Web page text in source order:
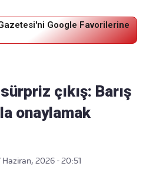
Google Favorilerine
çıkış: Barış
onaylamak
Haziran, 2026 - 20:51